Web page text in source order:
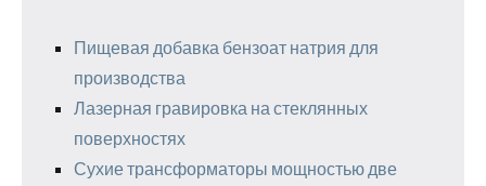
Пищевая добавка бензоат натрия для
производства
Лазерная гравировка на стеклянных
поверхностях
Сухие трансформаторы мощностью две